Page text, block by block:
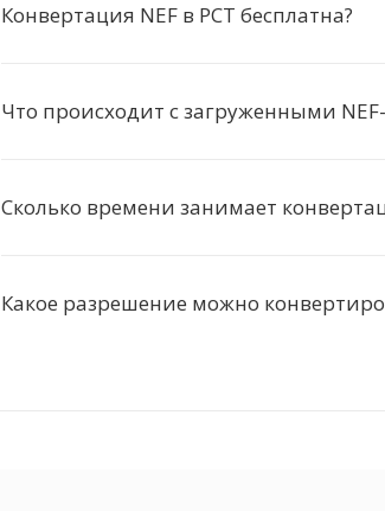
Конвертация NEF в PCT бесплатна?
Что происходит с загруженными
Сколько времени занимает
Какое разрешение можно